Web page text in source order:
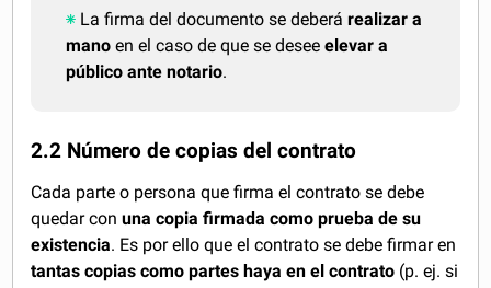
La firma del documento se deberárealizar a
mano en el caso de que se deseeelevar a
público ante notario.
2.2 Número de copias del contrato
Cada parte o persona que firma el contrato se debe
quedar conuna copia firmada como prueba de su
existencia. Es por ello que el contrato se debe firmar en
tantas copias como partes haya en el contrato (p. ej. si